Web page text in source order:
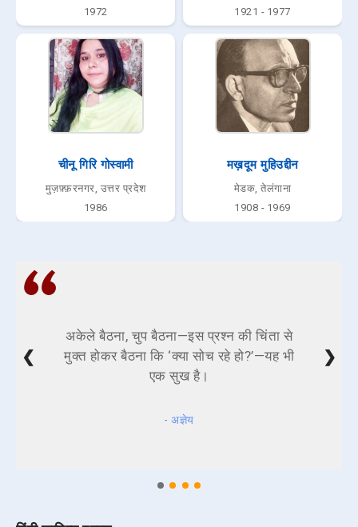
1972
1921 - 1977
चीनू गिरि गोस्वामी
मुज़फ़्फ़रनगर, उत्तर प्रदेश
1986
मख़दूम मुहिउद्दीन
मेडक, तेलंगाना
1908 - 1969
अकेले बैठना, चुप बैठना—इस प्रश्न की चिंता से
मुक्त होकर बैठना कि ‘क्या सोच रहे हो?’—यह भी
एक सुख है।
- अज्ञेय
❮ ❯